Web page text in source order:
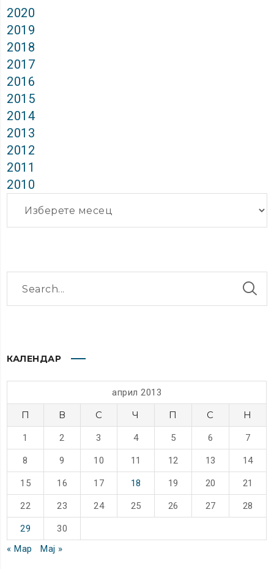
2020
2019
2018
2017
2016
2015
2014
2013
2012
2011
2010
КАЛЕНДАР
април 2013
П В С Ч П С Н
1 2 3 4 5 6 7
8 9 10 11 12 13 14
15 16 17 18 19 20 21
22 23 24 25 26 27 28
29
30
« Мар
Мај »